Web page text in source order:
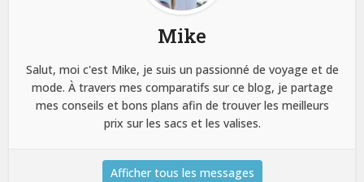
Mike
Salut, moi c'est Mike, je suis un passionné de voyage et de
mode. À travers mes comparatifs sur ce blog, je partage
mes conseils et bons plans afin de trouver les meilleurs
prix sur les sacs et les valises.
Afficher tous les messages